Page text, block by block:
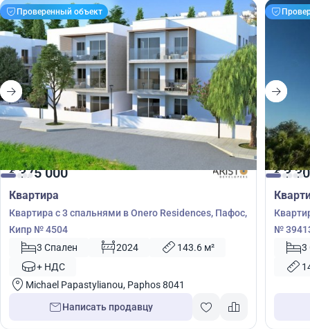
Проверенный объект
€375 000
Квартира
Квартира с 3 спальнями в Onero Residences, Пафос,
Кипр № 4504
3 Спален
2024
143.6 м²
+ НДС
Michael Papastylianou, Paphos 8041
Написать продавцу
€3
№
3